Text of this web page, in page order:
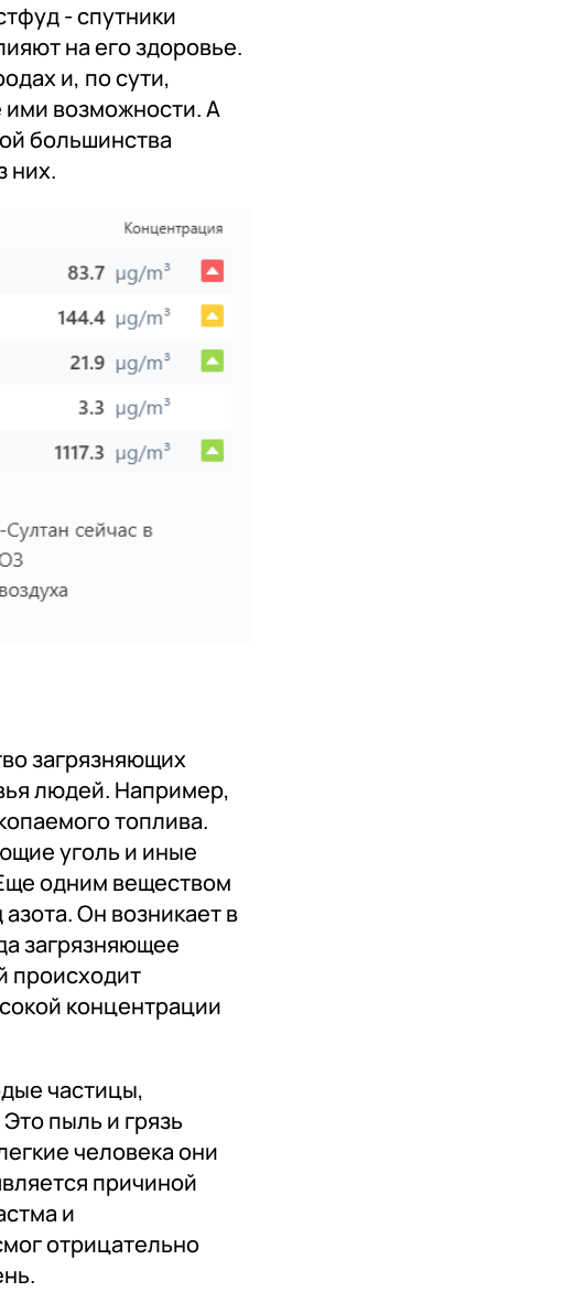
- спутники
на его здоровье.
и, по сути,
ими возможности. А
большинства
них.
загрязняющих
людей. Например,
топлива.
уголь и иные
одним веществом
Он возникает в
загрязняющее
происходит
концентрации
частицы,
пыль и грязь
человека они
причиной
и
отрицательно